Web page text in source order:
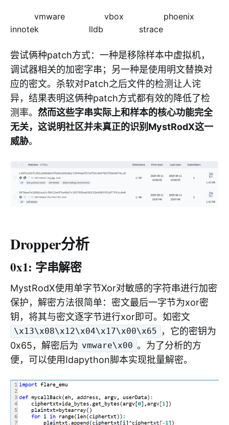
vmware vbox
phoenix
innotek
lldb strace
尝试俩种patch方式：一种是移除样本中虚拟机，
调试器相关的加密字串；另一种是使用明文替换对
应的密文。杀软对Patch之后文件的检测让人诧
异，结果表明这俩种patch方式都有效的降低了检
测率。 然而这些字串实际上和样本的核心功能完全
无关，这说明社区并未真正的识别MystRodX这一
威胁。
Dropper分析
0x1: 字串解密
MystRodX使用单字节Xor对敏感的字符串进行加密
保护，解密方法很简单：密文最后一字节为xor密
钥，将其与密文逐字节进行xor即可。如密文
\x13\x08\x12\x04\x17\x00\x65
，它的密钥为
0x65，解密后为 vmware\x00 。为了分析的方
便，可以使用Idapython脚本实现批量解密。